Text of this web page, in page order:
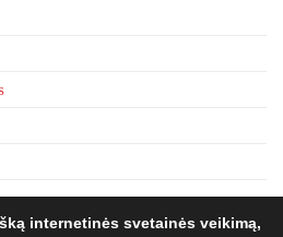
internetinės svetainės veikimą,